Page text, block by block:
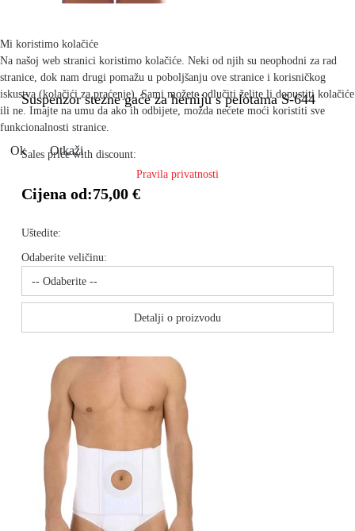
Suspenzor stezne gaće za herniju s pelotama S-644
Sales price with discount:
Cijena od:75,00 €
Uštedite:
Odaberite veličinu:
Detalji o proizvodu
Mi koristimo kolačiće
Na našoj web stranici koristimo kolačiće. Neki od njih su neophodni za rad
stranice, dok nam drugi pomažu u poboljšanju ove stranice i korisničkog
iskustva (kolačići za praćenje). Sami možete odlučiti želite li dopustiti kolačiće
ili ne. Imajte na umu da ako ih odbijete, možda nećete moći koristiti sve
funkcionalnosti stranice.
Ok Otkaži
Pravila privatnosti